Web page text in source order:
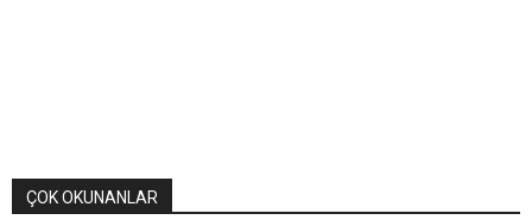
ÇOK OKUNANLAR